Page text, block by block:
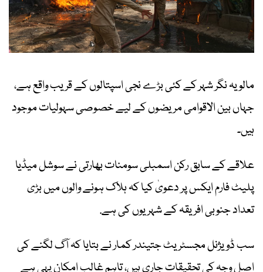
مالویہ نگر شہر کے کئی بڑے نجی اسپتالوں کے قریب واقع ہے،
جہاں بین الاقوامی مریضوں کے لیے خصوصی سہولیات موجود
ہیں۔
علاقے کے سابق رکن اسمبلی سومنات بھارتی نے سوشل میڈیا
پلیٹ فارم ایکس پر دعویٰ کیا کہ ہلاک ہونے والوں میں بڑی
تعداد جنوبی افریقہ کے شہریوں کی ہے.
سب ڈویژنل مجسٹریٹ جتیندر کمار نے بتایا کہ آگ لگنے کی
اصل وجہ کی تحقیقات جاری ہیں، تاہم غالب امکان یہی ہے